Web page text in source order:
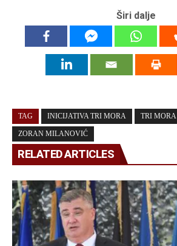
Širi dalje
TAG INICIJATIVA TRI MORA TRI MORA
ZORAN MILANOVIĆ
RELATED ARTICLES